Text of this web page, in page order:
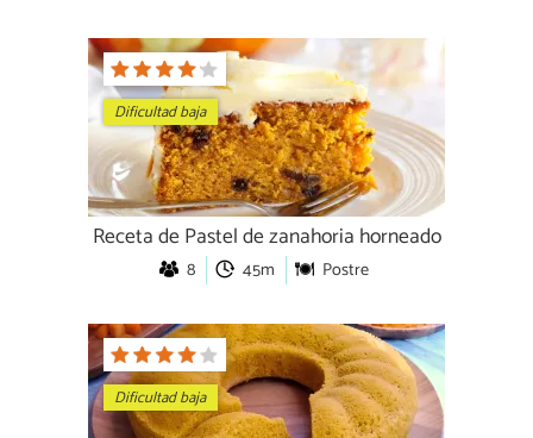
Dificultad baja
Receta de Pastel de zanahoria horneado
8 45m Postre
Dificultad baja